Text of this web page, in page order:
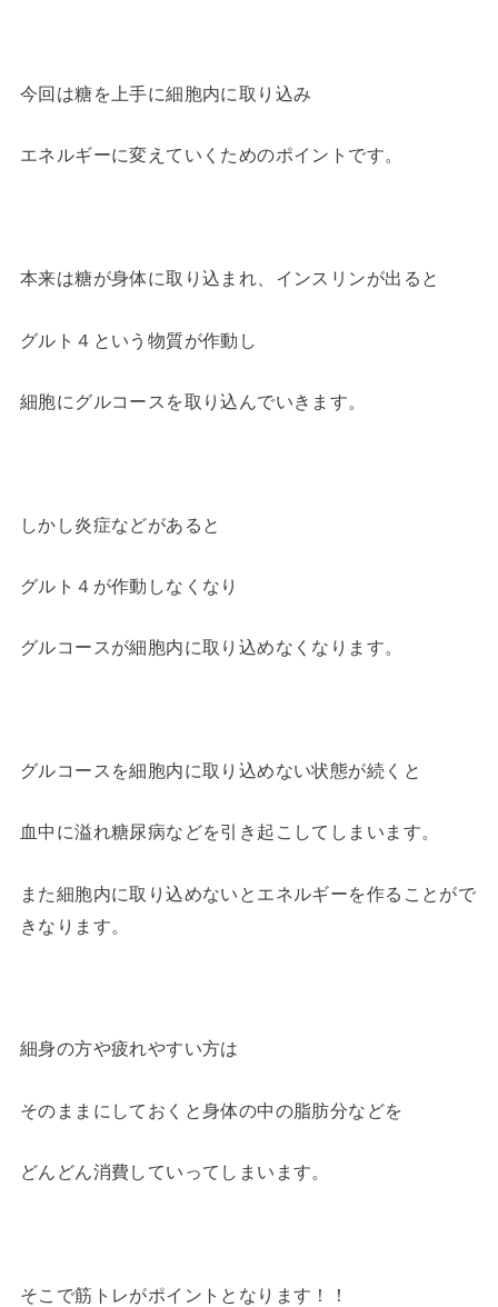
今回は糖を上手に細胞内に取り込み
エネルギーに変えていくためのポイントです。
本来は糖が身体に取り込まれ、インスリンが出ると
グルト４という物質が作動し
細胞にグルコースを取り込んでいきます。
しかし炎症などがあると
グルト４が作動しなくなり
グルコースが細胞内に取り込めなくなります。
グルコースを細胞内に取り込めない状態が続くと
血中に溢れ糖尿病などを引き起こしてしまいます。
また細胞内に取り込めないとエネルギーを作ることがで
きなります。
細身の方や疲れやすい方は
そのままにしておくと身体の中の脂肪分などを
どんどん消費していってしまいます。
そこで筋トレがポイントとなります！！